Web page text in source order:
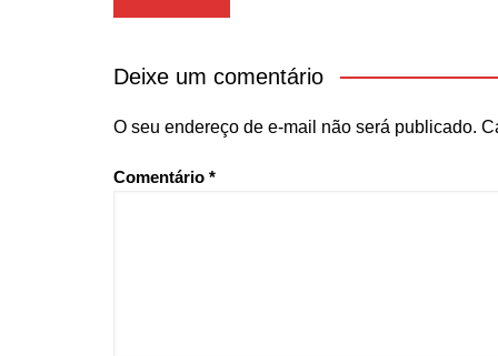
de
Post
Deixe um comentário
O seu endereço de e-mail não será publicado.
Comentário *